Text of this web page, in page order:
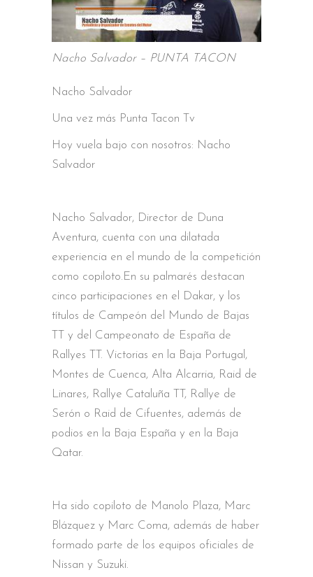
Nacho Salvador – PUNTA TACON
Nacho Salvador
Una vez más Punta Tacon Tv
Hoy vuela bajo con nosotros: Nacho
Salvador
Nacho Salvador, Director de Duna
Aventura, cuenta con una dilatada
experiencia en el mundo de la competición
como copiloto.En su palmarés destacan
cinco participaciones en el Dakar, y los
títulos de Campeón del Mundo de Bajas
TT y del Campeonato de España de
Rallyes TT. Victorias en la Baja Portugal,
Montes de Cuenca, Alta Alcarria, Raid de
Linares, Rallye Cataluña TT, Rallye de
Serón o Raid de Cifuentes, además de
podios en la Baja España y en la Baja
Qatar.
Ha sido copiloto de Manolo Plaza, Marc
Blázquez y Marc Coma, además de haber
formado parte de los equipos oficiales de
Nissan y Suzuki.